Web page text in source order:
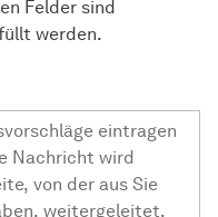
Felder sind
werden.